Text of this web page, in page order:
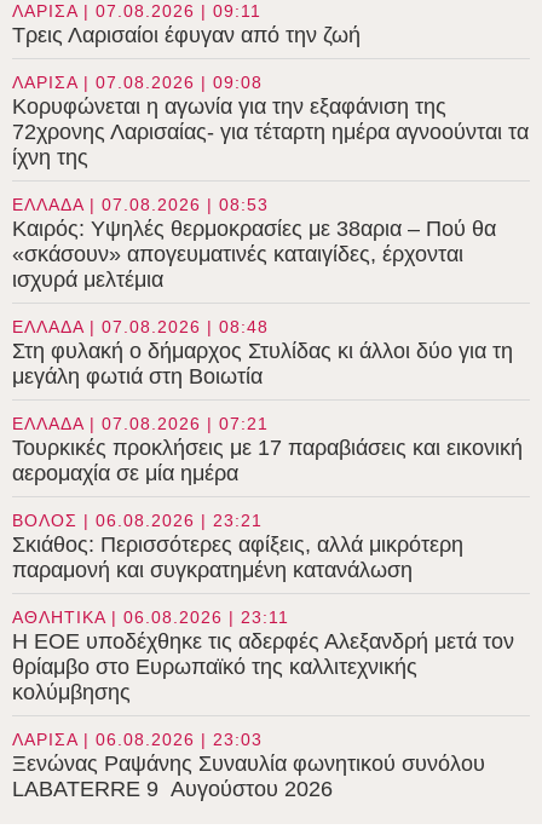
ΛΑΡΙΣΑ | 07.08.2026 | 09:11
Τρεις Λαρισαίοι έφυγαν από την ζωή
ΛΑΡΙΣΑ | 07.08.2026 | 09:08
Κορυφώνεται η αγωνία για την εξαφάνιση της
72χρονης Λαρισαίας- για τέταρτη ημέρα αγνοούνται τα
ίχνη της
ΕΛΛΑΔΑ | 07.08.2026 | 08:53
Καιρός: Υψηλές θερμοκρασίες με 38αρια – Πού θα
«σκάσουν» απογευματινές καταιγίδες, έρχονται
ισχυρά μελτέμια
ΕΛΛΑΔΑ | 07.08.2026 | 08:48
Στη φυλακή ο δήμαρχος Στυλίδας κι άλλοι δύο για τη
μεγάλη φωτιά στη Βοιωτία
ΕΛΛΑΔΑ | 07.08.2026 | 07:21
Τουρκικές προκλήσεις με 17 παραβιάσεις και εικονική
αερομαχία σε μία ημέρα
ΒΟΛΟΣ | 06.08.2026 | 23:21
Σκιάθος: Περισσότερες αφίξεις, αλλά μικρότερη
παραμονή και συγκρατημένη κατανάλωση
ΑΘΛΗΤΙΚΑ | 06.08.2026 | 23:11
Η ΕΟΕ υποδέχθηκε τις αδερφές Αλεξανδρή μετά τον
θρίαμβο στο Ευρωπαϊκό της καλλιτεχνικής
κολύμβησης
ΛΑΡΙΣΑ | 06.08.2026 | 23:03
Ξενώνας Ραψάνης Συναυλία φωνητικού συνόλου
LABATERRE 9 Αυγούστου 2026